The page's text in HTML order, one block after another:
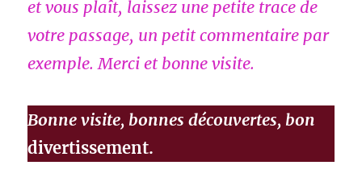
et vous plaît, laissez une petite trace de
votre passage, un petit commentaire par
exemple. Merci et bonne visite.
Bonne visite, bonnes découvertes, bon
divertissement.